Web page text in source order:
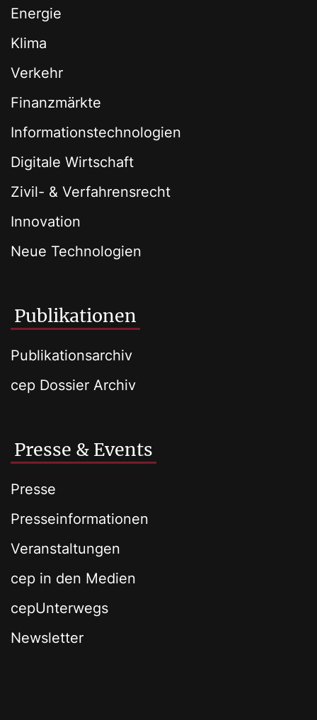
Energie
Klima
Verkehr
Finanzmärkte
Informationstechnologien
Digitale Wirtschaft
Zivil- & Verfahrensrecht
Innovation
Neue Technologien
Publikationen
Publikationsarchiv
cep Dossier Archiv
Presse & Events
Presse
Presseinformationen
Veranstaltungen
cep in den Medien
cepUnterwegs
Newsletter